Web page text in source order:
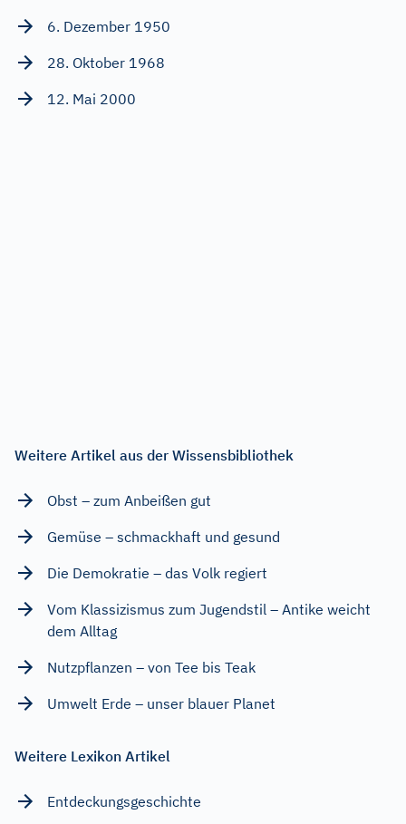
6. Dezember 1950
28. Oktober 1968
12. Mai 2000
Weitere Artikel aus der Wissensbibliothek
Obst – zum Anbeißen gut
Gemüse – schmackhaft und gesund
Die Demokratie – das Volk regiert
Vom Klassizismus zum Jugendstil – Antike weicht
dem Alltag
Nutzpflanzen – von Tee bis Teak
Umwelt Erde – unser blauer Planet
Weitere Lexikon Artikel
Entdeckungsgeschichte